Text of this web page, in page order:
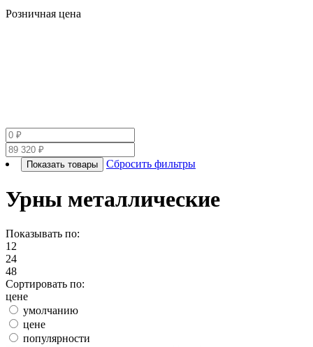
Розничная цена
Показать товары Сбросить фильтры
Урны металлические
Показывать по:
12
24
48
Сортировать по:
цене
умолчанию
цене
популярности